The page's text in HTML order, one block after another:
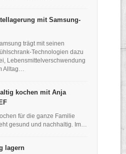
mit Samsung-
trägt mit seinen
Technologien dazu
Lebensmittelverschwendung
Alltag…
kochen mit Anja
für die ganze Familie
gesund und nachhaltig. Im…
lagern